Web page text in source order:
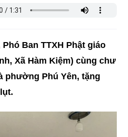
Ban TTXH Phật giáo
Xã Hàm Kiệm) cùng chư
phường Phú Yên, tặng